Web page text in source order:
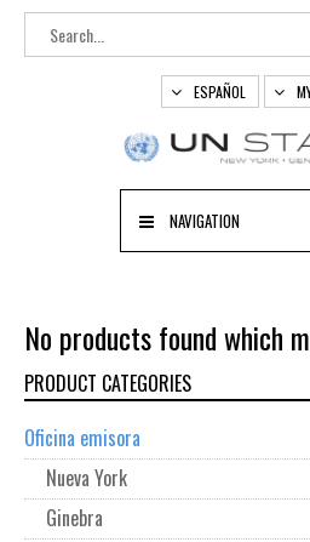
ESPAÑOL
NAVIGATION
No products found which
PRODUCT CATEGORIES
Oficina emisora
Nueva York
Ginebra